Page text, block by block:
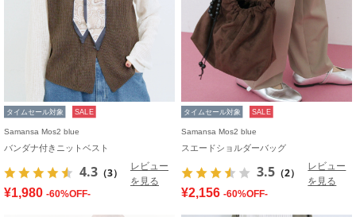
タイムセール対象 SALE
Samansa Mos2 blue
バンダナ付きニットベスト
4.3 （3）
レビュー
を見る
¥1,980 -60%OFF-
タイムセール対象 SALE
Samansa Mos2 blue
スエードショルダーバッグ
3.5 （2）
レビュー
を見る
¥2,156 -60%OFF-